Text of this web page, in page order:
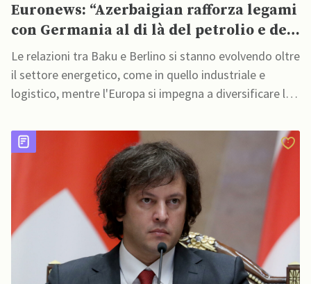
Euronews: “Azerbaigian rafforza legami
con Germania al di là del petrolio e del
gas”
Le relazioni tra Baku e Berlino si stanno evolvendo oltre
il settore energetico, come in quello industriale e
logistico, mentre l'Europa si impegna a diversificare le
dipendenza dalla Russia